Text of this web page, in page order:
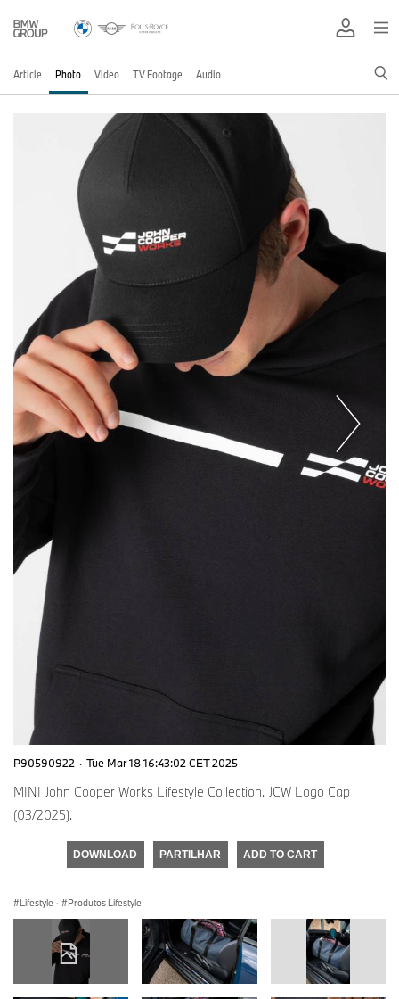
Article Photo Video TV Footage Audio
P90590922 · Tue Mar 18 16:43:02 CET 2025
MINI John Cooper Works Lifestyle Collection. JCW Logo Cap
(03/2025).
DOWNLOAD PARTILHAR ADD TO CART
Lifestyle · Produtos Lifestyle